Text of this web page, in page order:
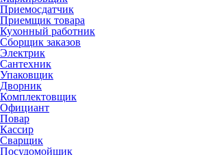
Приемосдатчик
Приемщик товара
Кухонный работник
Сборщик заказов
Электрик
Сантехник
Упаковщик
Дворник
Комплектовщик
Официант
Повар
Кассир
Сварщик
Посудомойщик